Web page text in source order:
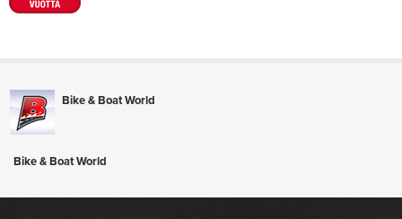
Bike & Boat World
Bike & Boat World